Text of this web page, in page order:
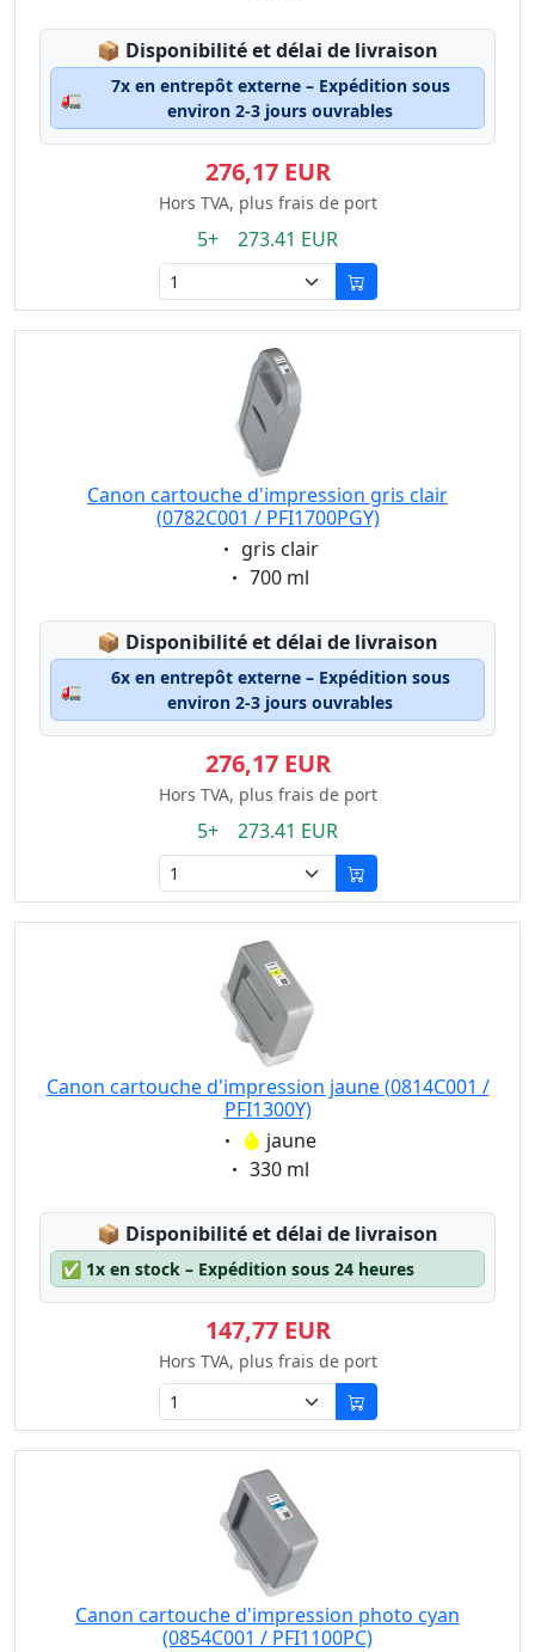
📦 Lagerstatus:
Disponibilité et délai de livraison
🚛
7x en entrepôt externe – Expédition sous
environ 2-3 jours ouvrables
276,17 EUR
Hors TVA, plus frais de port
5+ 273.41 EUR
Canon cartouche d'impression gris clair
(0782C001 / PFI1700PGY)
Eigenschaft:
gris clair
Eigenschaft:
700 ml
📦 Lagerstatus:
Disponibilité et délai de livraison
🚛
6x en entrepôt externe – Expédition sous
environ 2-3 jours ouvrables
276,17 EUR
Hors TVA, plus frais de port
5+ 273.41 EUR
Canon cartouche d'impression jaune (0814C001 /
PFI1300Y)
Eigenschaft:
jaune
Eigenschaft:
330 ml
📦 Lagerstatus:
Disponibilité et délai de livraison
✅ 1x en stock – Expédition sous 24 heures
147,77 EUR
Hors TVA, plus frais de port
Canon cartouche d'impression photo cyan
(0854C001 / PFI1100PC)